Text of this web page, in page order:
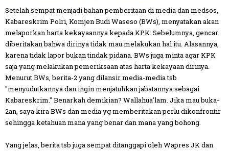
Setelah sempat menjadi bahan pemberitaan di media dan medsos,
Kabareskrim Polri, Komjen Budi Waseso (BWs), menyatakan akan
melaporkan harta kekayaannya kepada KPK. Sebelumnya, gencar
diberitakan bahwa dirinya tidak mau melakukan hal itu. Alasannya,
karena tidak lapor bukan tindak pidana. BWs juga minta agar KPK
saja yang melakukan pemeriksaan atas harta kekayaan dirinya.
Menurut BWs, berita-2 yang dilansir media-media tsb
"menyudutkannya dan ingin menjatuhkan jabatannya sebagai
Kabareskrim." Benarkah demikian? Wallahua'lam. Jika mau buka-
2an, saya kira BWs dan media yg memberitakan perlu dikonfrontir
sehingga ketahuan mana yang benar dan mana yang bohong.
Yang jelas, berita tsb juga sempat ditanggapi oleh Wapres JK dan